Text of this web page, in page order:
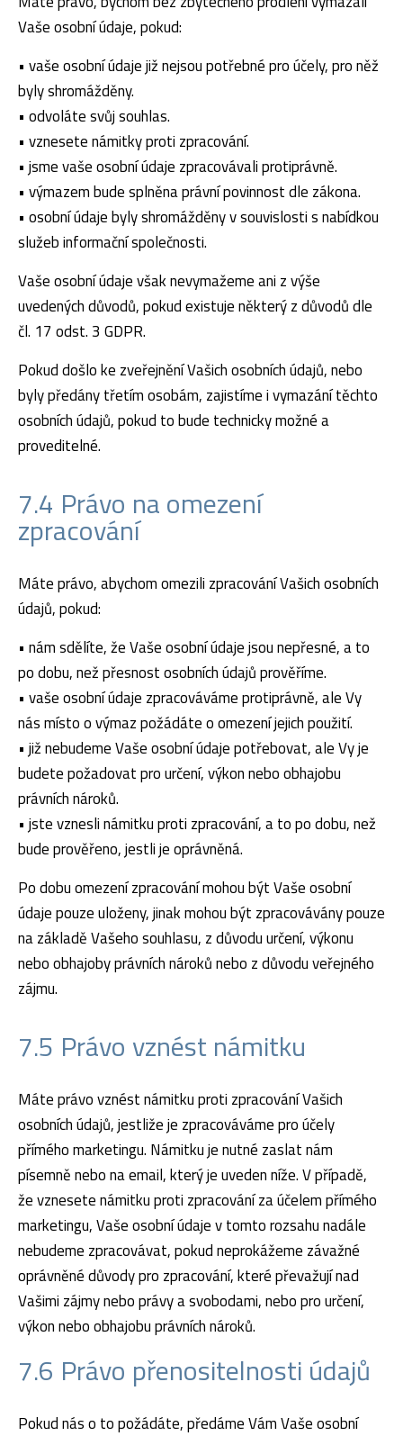
Vaše osobní údaje, pokud:
• vaše osobní údaje již nejsou potřebné pro účely, pro něž
byly shromážděny.
• odvoláte svůj souhlas.
• vznesete námitky proti zpracování.
• jsme vaše osobní údaje zpracovávali protiprávně.
• výmazem bude splněna právní povinnost dle zákona.
• osobní údaje byly shromážděny v souvislosti s nabídkou
služeb informační společnosti.
Vaše osobní údaje však nevymažeme ani z výše
uvedených důvodů, pokud existuje některý z důvodů dle
čl. 17 odst. 3 GDPR.
Pokud došlo ke zveřejnění Vašich osobních údajů, nebo
byly předány třetím osobám, zajistíme i vymazání těchto
osobních údajů, pokud to bude technicky možné a
proveditelné.
7.4 Právo na omezení
zpracování
Máte právo, abychom omezili zpracování Vašich osobních
údajů, pokud:
• nám sdělíte, že Vaše osobní údaje jsou nepřesné, a to
po dobu, než přesnost osobních údajů prověříme.
• vaše osobní údaje zpracováváme protiprávně, ale Vy
nás místo o výmaz požádáte o omezení jejich použití.
• již nebudeme Vaše osobní údaje potřebovat, ale Vy je
budete požadovat pro určení, výkon nebo obhajobu
právních nároků.
• jste vznesli námitku proti zpracování, a to po dobu, než
bude prověřeno, jestli je oprávněná.
Po dobu omezení zpracování mohou být Vaše osobní
údaje pouze uloženy, jinak mohou být zpracovávány pouze
na základě Vašeho souhlasu, z důvodu určení, výkonu
nebo obhajoby právních nároků nebo z důvodu veřejného
zájmu.
7.5 Právo vznést námitku
Máte právo vznést námitku proti zpracování Vašich
osobních údajů, jestliže je zpracováváme pro účely
přímého marketingu. Námitku je nutné zaslat nám
písemně nebo na email, který je uveden níže. V případě,
že vznesete námitku proti zpracování za účelem přímého
marketingu, Vaše osobní údaje v tomto rozsahu nadále
nebudeme zpracovávat, pokud neprokážeme závažné
oprávněné důvody pro zpracování, které převažují nad
Vašimi zájmy nebo právy a svobodami, nebo pro určení,
výkon nebo obhajobu právních nároků.
7.6 Právo přenositelnosti údajů
Pokud nás o to požádáte, předáme Vám Vaše osobní